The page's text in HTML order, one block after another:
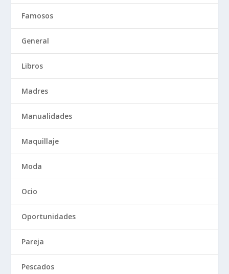
Famosos
General
Libros
Madres
Manualidades
Maquillaje
Moda
Ocio
Oportunidades
Pareja
Pescados